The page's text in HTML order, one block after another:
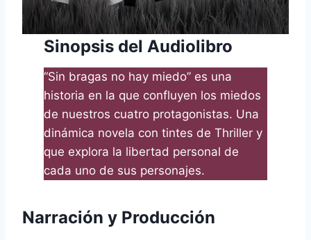
Sinopsis del Audiolibro
“Sin bragas no hay miedo” es una
historia en la que confluyen los miedos
de nuestros cuatro protagonistas. Una
dinámica novela con tintes de Thriller y
que explora la libertad personal de
cada uno de sus personajes.
Narración y Producción